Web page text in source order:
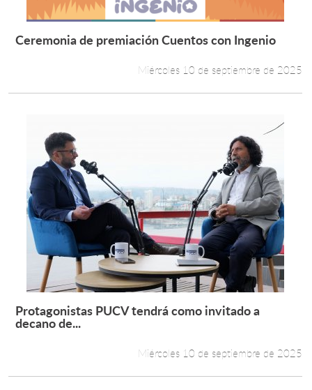
Leer más +
Ceremonia de premiación Cuentos con Ingenio
Miércoles 10 de septiembre de 2025
Leer más +
Protagonistas PUCV tendrá como invitado a
decano de...
Miércoles 10 de septiembre de 2025